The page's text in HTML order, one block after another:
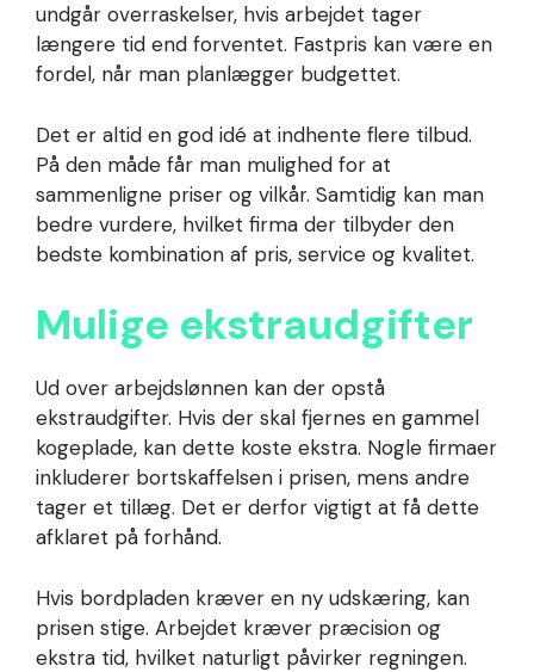
undgår overraskelser, hvis arbejdet tager
længere tid end forventet. Fastpris kan være en
fordel, når man planlægger budgettet.
Det er altid en god idé at indhente flere tilbud.
På den måde får man mulighed for at
sammenligne priser og vilkår. Samtidig kan man
bedre vurdere, hvilket firma der tilbyder den
bedste kombination af pris, service og kvalitet.
Mulige ekstraudgifter
Ud over arbejdslønnen kan der opstå
ekstraudgifter. Hvis der skal fjernes en gammel
kogeplade, kan dette koste ekstra. Nogle firmaer
inkluderer bortskaffelsen i prisen, mens andre
tager et tillæg. Det er derfor vigtigt at få dette
afklaret på forhånd.
Hvis bordpladen kræver en ny udskæring, kan
prisen stige. Arbejdet kræver præcision og
ekstra tid, hvilket naturligt påvirker regningen.